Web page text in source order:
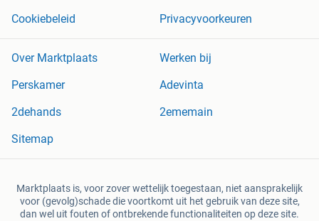
Cookiebeleid
Privacyvoorkeuren
Over Marktplaats
Werken bij
Perskamer
Adevinta
2dehands
2ememain
Sitemap
Marktplaats is, voor zover wettelijk toegestaan, niet aansprakelijk
voor (gevolg)schade die voortkomt uit het gebruik van deze site,
dan wel uit fouten of ontbrekende functionaliteiten op deze site.